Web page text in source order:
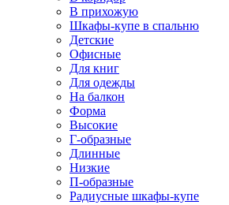
В прихожую
Шкафы-купе в спальню
Детские
Офисные
Для книг
Для одежды
На балкон
Форма
Высокие
Г-образные
Длинные
Низкие
П-образные
Радиусные шкафы-купе